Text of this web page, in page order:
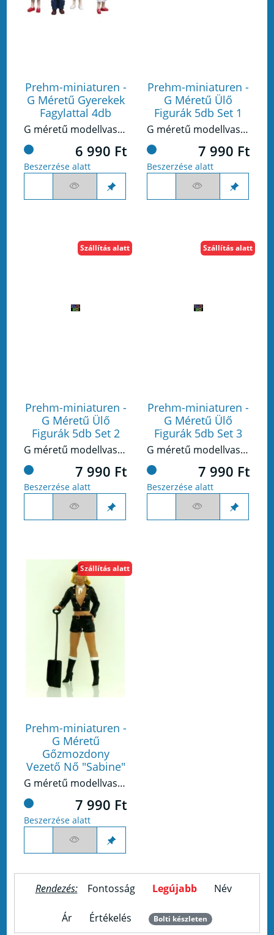
Prehm-miniaturen -
G Méretű Gyerekek
Fagylattal 4db
G méretű modellvasúthoz készült figura készlet.
6 990 Ft
Beszerzése alatt
Prehm-miniaturen -
G Méretű Ülő
Figurák 5db Set 1
G méretű modellvasúthoz készült figura készlet.
7 990 Ft
Beszerzése alatt
Prehm-miniaturen -
G Méretű Ülő
Figurák 5db Set 2
G méretű modellvasúthoz készült figura készlet.
Szállítás alatt
7 990 Ft
Beszerzése alatt
Prehm-miniaturen -
G Méretű Ülő
Figurák 5db Set 3
G méretű modellvasúthoz készült figura készlet.
Szállítás alatt
7 990 Ft
Beszerzése alatt
Prehm-miniaturen -
G Méretű
Gőzmozdony
Vezető Nő "Sabine"
G méretű modellvasúthoz készült figura.
Szállítás alatt
7 990 Ft
Beszerzése alatt
Rendezés: Fontosság Legújabb Név
Ár Értékelés Bolti készleten